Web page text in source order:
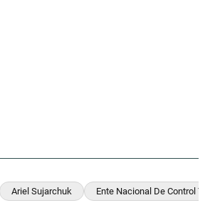
Ariel Sujarchuk Ente Nacional De Control Y